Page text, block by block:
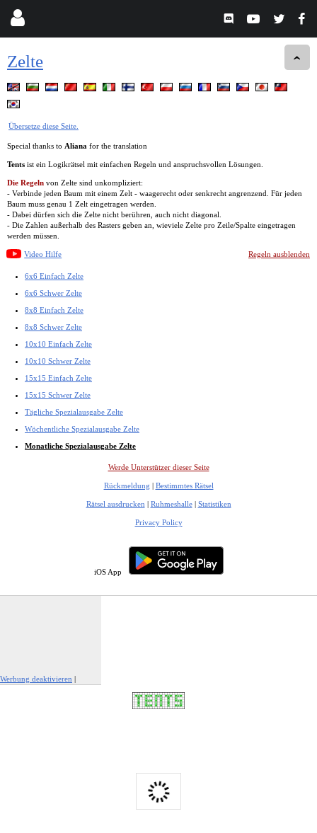
Zelte
Übersetze diese Seite.
Special thanks to Aliana for the translation
Tents ist ein Logikrätsel mit einfachen Regeln und anspruchsvollen Lösungen.
Die Regeln von Zelte sind unkompliziert:
- Verbinde jeden Baum mit einem Zelt - waagerecht oder senkrecht angrenzend. Für jeden
Baum muss genau 1 Zelt eingetragen werden.
- Dabei dürfen sich die Zelte nicht berühren, auch nicht diagonal.
- Die Zahlen außerhalb des Rasters geben an, wieviele Zelte pro Zeile/Spalte eingetragen
werden müssen.
Video Hilfe Regeln ausblenden
6x6 Einfach Zelte
6x6 Schwer Zelte
8x8 Einfach Zelte
8x8 Schwer Zelte
10x10 Einfach Zelte
10x10 Schwer Zelte
15x15 Einfach Zelte
15x15 Schwer Zelte
Tägliche Spezialausgabe Zelte
Wöchentliche Spezialausgabe Zelte
Monatliche Spezialausgabe Zelte
Werde Unterstützer dieser Seite
Rückmeldung | Bestimmtes Rätsel
Rätsel ausdrucken | Ruhmeshalle| Statistiken
Privacy Policy
iOS App
Werbung deaktivieren |